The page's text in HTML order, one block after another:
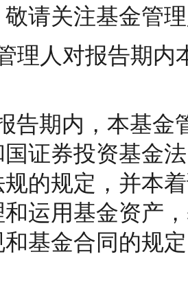
请关注基金管
理人对报告期内
证券投资基金
的规定，并本
和运用基金资产
基金合同的规